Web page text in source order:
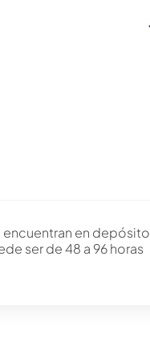
en depósito
ser de 48 a 96 horas